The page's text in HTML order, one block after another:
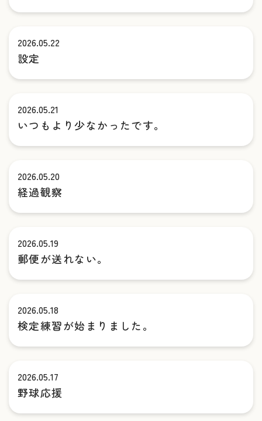
2026.05.22
設定
2026.05.21
いつもより少なかったです。
2026.05.20
経過観察
2026.05.19
郵便が送れない。
2026.05.18
検定練習が始まりました。
2026.05.17
野球応援